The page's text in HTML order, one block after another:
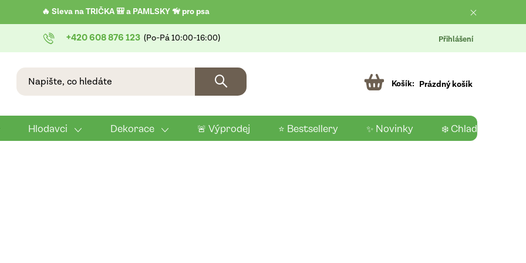
🔥 Sleva na TRIČKA 🎒 a PAMLSKY 🦮 pro psa
+420 608 876 123 Přihlášení
Prázdný košík
Hlodavci Dekorace 🚨 Výprodej ⭐ Bestsellery ✨ Novinky ❄️ Chladící